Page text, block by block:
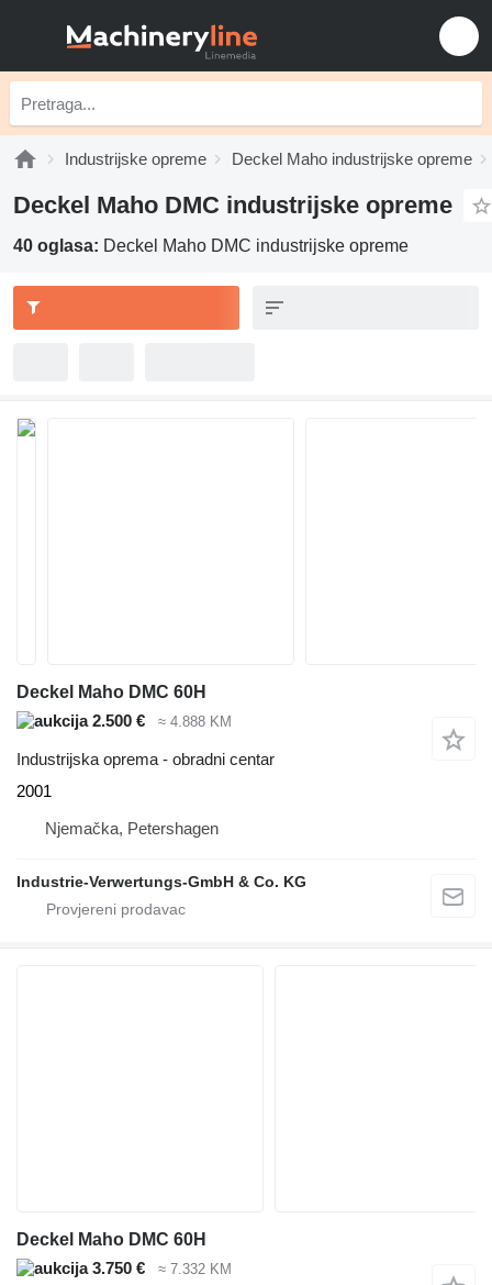
Industrijske opreme Deckel Maho industrijske opreme
Deckel Maho DMC industrijske opreme
40 oglasa: Deckel Maho DMC industrijske opreme
Deckel Maho DMC 60H
2.500 €
≈ 4.888 KM
Industrijska oprema - obradni centar
2001
Njemačka, Petershagen
Industrie-Verwertungs-GmbH & Co. KG
Deckel Maho DMC 60H
3.750 €
≈ 7.332 KM